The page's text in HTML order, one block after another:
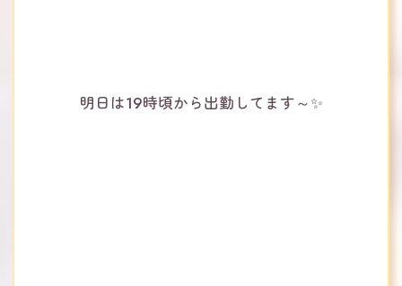
明日は19時頃から出勤してます～✨️